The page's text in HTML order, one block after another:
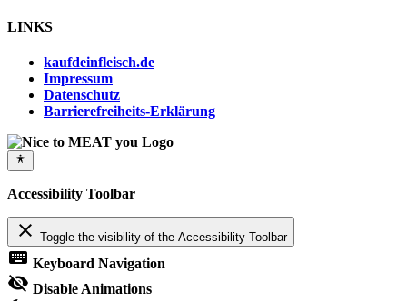
LINKS
kaufdeinfleisch.de
Impressum
Datenschutz
Barrierefreiheits-Erklärung
Accessibility Toolbar
close Toggle the visibility of the Accessibility Toolbar
keyboard Keyboard Navigation
visibility_off Disable Animations